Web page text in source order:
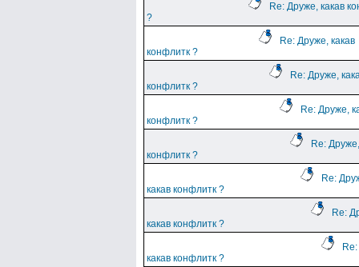
Re: Друже, какав
?
Re: Друже, какав
конфлитк ?
Re: Друже,
конфлитк ?
Re: Друже,
конфлитк ?
Re:
конфлитк ?
Re:
какав конфлитк ?
Re:
какав конфлитк ?
какав конфлитк ?